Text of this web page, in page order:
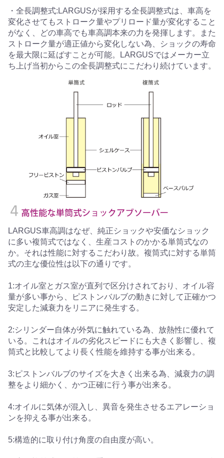
・全長調整式:LARGUSが採用する全長調整式は、車高を
変化させてもストローク量やプリロード量が変化すること
がなく、どの車高でも車高調本来の力を発揮します。また
ストローク量が適正値から変化しない為、ショックの寿命
を最大限に延ばすことが可能。LARGUSではメーカー立
ち上げ当初からこの全長調整式にこだわり続けています。
LARGUS車高調はなぜ、純正ショックや安価なショック
に多い複筒式ではなく、生産コストのかかる単筒式なの
か。それは性能に対するこだわり故。複筒式に対する単筒
式の主な優位性は以下の通りです。
1:オイル室とガス室が直列で区分けされており、オイル容
量が多い事から、ピストンバルブの動きに対して正確かつ
安定した減衰力をリニアに発生する。
2:シリンダー自体が外気に触れている為、放熱性に優れて
いる。これはオイルの劣化スピードにも大きく影響し、複
筒式と比較してより長く性能を維持する事が出来る。
3:ピストンバルブのサイズを大きく出来る為、減衰力の調
整をより細かく、かつ正確に行う事が出来る。
4:オイルに気体が混入し、異音を発生させるエアレーショ
ンを抑える事が出来る。
5:構造的に取り付け角度の自由度が高い。